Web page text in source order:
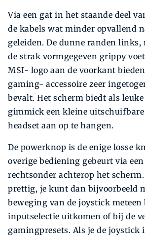
Via een gat in het staande deel
de kabels wat minder opvallend
geleiden. De dunne randen links,
de strak vormgegeven grippy
MSI- logo aan de voorkant
gaming- accessoire zeer
bevalt. Het scherm biedt als
gimmick een kleine
headset aan op te hangen.
De powerknop is de enige losse
overige bediening gebeurt via
rechtsonder achterop het
prettig, je kunt dan bijvoorbeeld
beweging van de joystick meteen
inputselectie uitkomen of bij de
gamingpresets. Als je de